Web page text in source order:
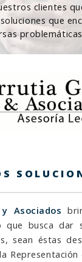
clientes
que
Asociados
que busca dar
sean éstas